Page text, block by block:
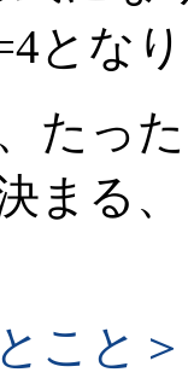
とな
たっ
まる
こと＞